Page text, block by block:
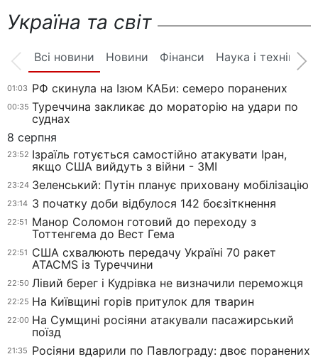
Україна та світ
Всі новини Новини Фінанси Наука і техніка
01:03 РФ скинула на Ізюм КАБи: семеро поранених
00:35 Туреччина закликає до мораторію на удари по
суднах
8 серпня
23:52 Ізраїль готується самостійно атакувати Іран,
якщо США вийдуть з війни - ЗМІ
23:24 Зеленський: Путін планує приховану мобілізацію
23:14 З початку доби відбулося 142 боєзіткнення
22:51 Манор Соломон готовий до переходу з
Тоттенгема до Вест Гема
22:51 США схвалюють передачу Україні 70 ракет
ATACMS із Туреччини
22:50 Лівий берег і Кудрівка не визначили переможця
22:25 На Київщині горів притулок для тварин
22:00 На Сумщині росіяни атакували пасажирський
поїзд
21:35 Росіяни вдарили по Павлограду: двоє поранених